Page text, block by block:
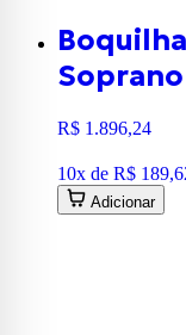
R$ 1.896,24
10x de R$
Adicionar